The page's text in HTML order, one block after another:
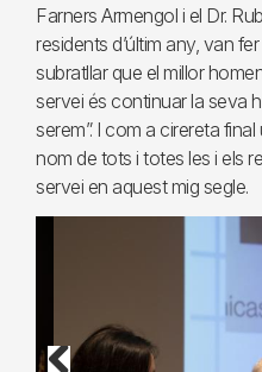
Farners Armengol i el Dr.
residents d’últim any, van
subratllar que el millor
servei és continuar la seva
serem”. I com a cirereta
nom de tots i totes les i els
servei en aquest mig segle.